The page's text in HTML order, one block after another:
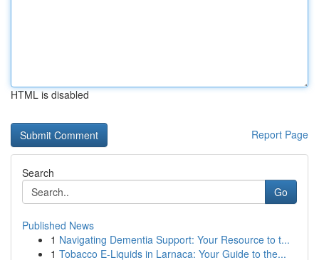
HTML is disabled
Report Page
Search
Go
Published News
1 Navigating Dementia Support: Your Resource to t...
1 Tobacco E-Liquids in Larnaca: Your Guide to the...